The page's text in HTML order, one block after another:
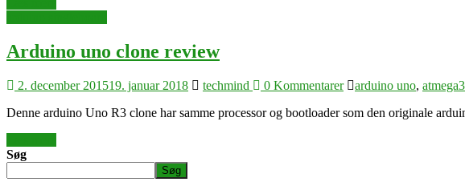
Arduino uno clone review
2. december 201519. januar 2018 techmind 0 Kommentarer arduino uno,
Denne arduino Uno R3 clone har samme processor og bootloader som den originale
Søg
Søg